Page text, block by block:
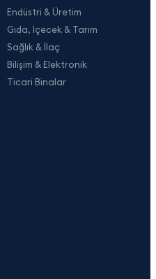
Endüstri & Üretim
Gıda, İçecek & Tarım
Sağlık & İlaç
Bilişim & Elektronik
Ticari Binalar